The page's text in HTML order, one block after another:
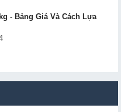
- Bảng Giá Và Cách Lựa